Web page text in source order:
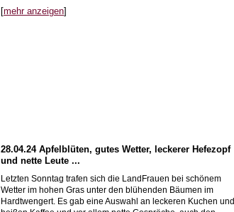
[mehr anzeigen]
28.04.24Apfelblüten, gutes Wetter, leckerer Hefezopf
und nette Leute ...
Letzten Sonntag trafen sich die LandFrauen bei schönem
Wetter im hohen Gras unter den blühenden Bäumen im
Hardtwengert. Es gab eine Auswahl an leckeren Kuchen und